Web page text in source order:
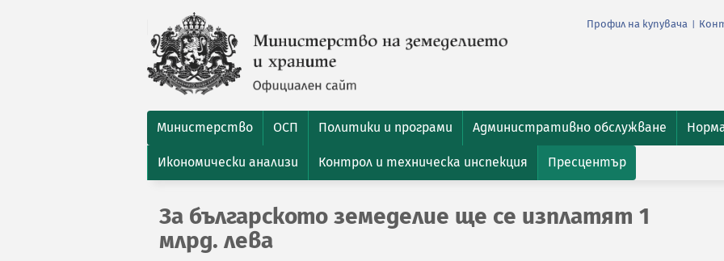
Профил на купувача
Министерство ОСП Политики и програми Административно обслужване
Икономически анализи Контрол и техническа инспекция Пресцентър
За българското земеделие ще се изплатят 1
млрд. лева